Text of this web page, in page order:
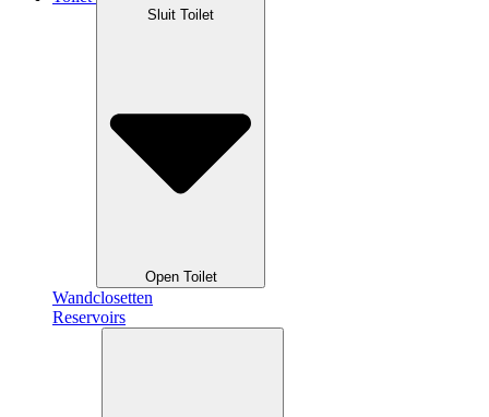
Sluit Toilet
Open Toilet
Wandclosetten
Reservoirs